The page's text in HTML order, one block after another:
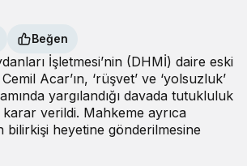
Beğen
İşletmesi’nin (DHMİ) daire eski
Acar’ın, ‘rüşvet’ ve ‘yolsuzluk’
yargılandığı davada tutukluluk
karar verildi. Mahkeme ayrıca
bilirkişi heyetine gönderilmesine